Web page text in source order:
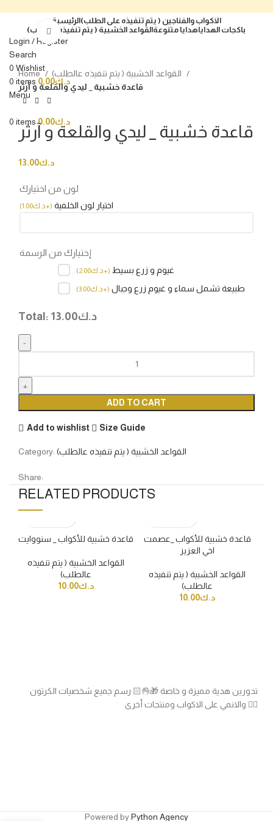
الرئيسيةالاكواب والفناجين ( يتم تنفيذه على الطلب)
القواعد الخشبية ( يتم تنفيذه عالطلب)هدايا متنوعة
Login / Register
Search
0 Wishlist
0 items د.ك0.00
Menu
0 items د.ك0.00
Click to enlarge
Home
قاعدة خشبية _ ليدي والقلعة و آرثر
قاعدة خشبية _ ليدي والقلعة و آرثر
د.ك13.00
لون من اختيارك
اختيار لون الخلفية (+د.ك1.00
)
إختيارك من الرسمة
غيوم و زرع بسيط (+د.ك2.00
)
طبيعة تشمل سماء و غيوم زرع وجبال (+د.ك3.00
)
Total: د.ك13.00
ADD TO CART
Add to wishlist Size Guide
Category: القواعد الخشبية ( يتم تنفيذه عالطلب)
Share:
RELATED PRODUCTS
قاعدة خشبية للأكواب _ سنووايت
القواعد الخشبية ( يتم تنفيذه
عالطلب)
د.ك10.00
قاعدة خشبية للأكواب _عصمت
اخي العزيز
القواعد الخشبية ( يتم تنفيذه
عالطلب)
د.ك10.00
تدورين هدية مميزة و خاصة 🎁👌🏻 رسم جميع شخصيات الكرتون
والانمي على الاكواب ومنتجات أخرى 👍🏻
Powered byPython Agency